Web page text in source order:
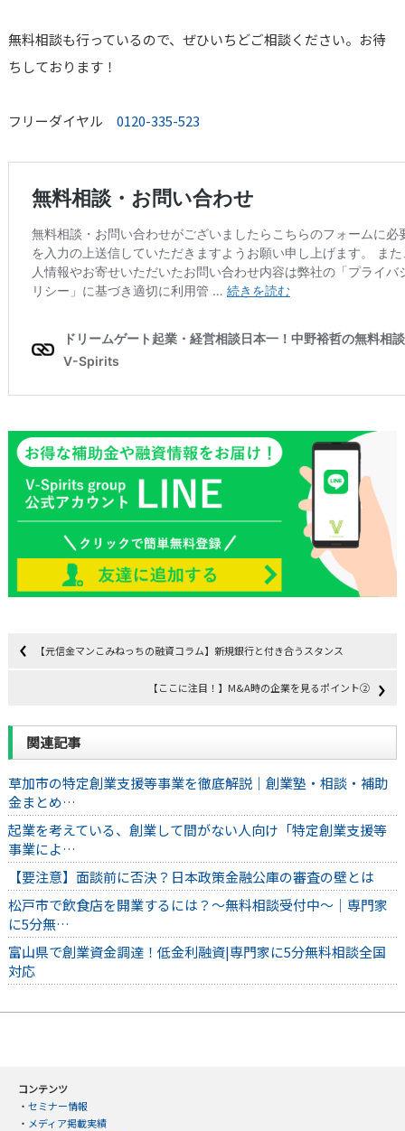
無料相談も行っているので、ぜひいちどご相談ください。お待
ちしております！
フリーダイヤル 0120-335-523
【元信金マンこみねっちの融資コラム】新規銀行と付き合うスタンス
【ここに注目！】M&A時の企業を見るポイント②
関連記事
草加市の特定創業支援等事業を徹底解説｜創業塾・相談・補助
金まとめ…
起業を考えている、創業して間がない人向け「特定創業支援等
事業によ…
【要注意】面談前に否決？日本政策金融公庫の審査の壁とは
松戸市で飲食店を開業するには？～無料相談受付中～｜専門家
に5分無…
富山県で創業資金調達！低金利融資|専門家に5分無料相談全国
対応
コンテンツ
・ セミナー情報
・ メディア掲載実績